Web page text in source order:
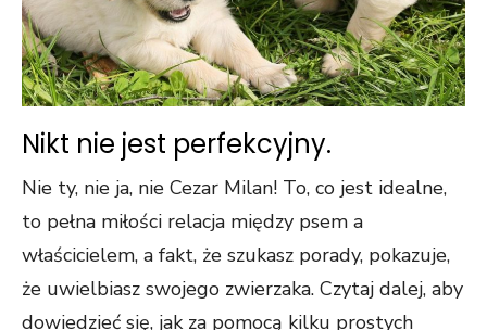
Nikt nie jest perfekcyjny.
Nie ty, nie ja, nie Cezar Milan! To, co jest idealne,
to pełna miłości relacja między psem a
właścicielem, a fakt, że szukasz porady, pokazuje,
że uwielbiasz swojego zwierzaka. Czytaj dalej, aby
dowiedzieć się, jak za pomocą kilku prostych